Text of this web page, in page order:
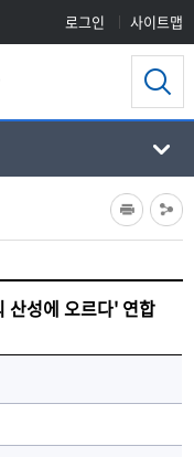
로그인 사이트맵
산성에 오르다' 연합